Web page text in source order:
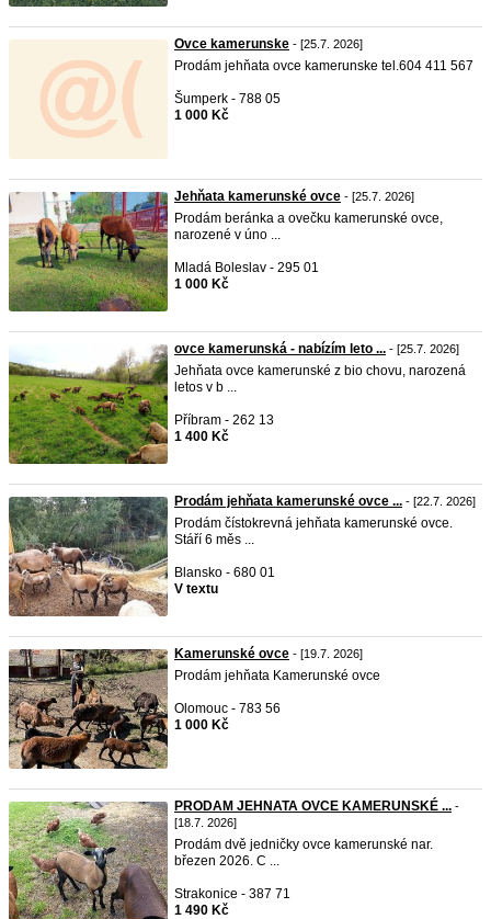
Ovce kamerunske - [25.7. 2026]
Prodám jehňata ovce kamerunske tel.604 411 567
Šumperk - 788 05
1 000 Kč
Jehňata kamerunské ovce - [25.7. 2026]
Prodám beránka a ovečku kamerunské ovce,
narozené v úno ...
Mladá Boleslav - 295 01
1 000 Kč
ovce kamerunská - nabízím leto ... - [25.7. 2026]
Jehňata ovce kamerunské z bio chovu, narozená
letos v b ...
Příbram - 262 13
1 400 Kč
Prodám jehňata kamerunské ovce ... - [22.7. 2026]
Prodám čístokrevná jehňata kamerunské ovce.
Stáří 6 měs ...
Blansko - 680 01
V textu
Kamerunské ovce - [19.7. 2026]
Prodám jehňata Kamerunské ovce
Olomouc - 783 56
1 000 Kč
PRODAM JEHNATA OVCE KAMERUNSKÉ ... -
[18.7. 2026]
Prodám dvě jedničky ovce kamerunské nar.
březen 2026. C ...
Strakonice - 387 71
1 490 Kč